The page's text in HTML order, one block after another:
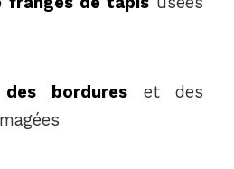
des bordureset des